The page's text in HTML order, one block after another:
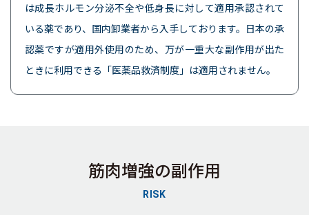
は成長ホルモン分泌不全や低身長に対して適用承認されて
いる薬であり、国内卸業者から入手しております。日本の承
認薬ですが適用外使用のため、万が一重大な副作用が出た
ときに利用できる「医薬品救済制度」は適用されません。
筋肉増強の副作用
RISK